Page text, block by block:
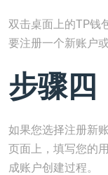
双击桌面上的TP钱
要注册一个新账户
步骤四
如果您选择注册新
页面上，填写您的
成账户创建过程。